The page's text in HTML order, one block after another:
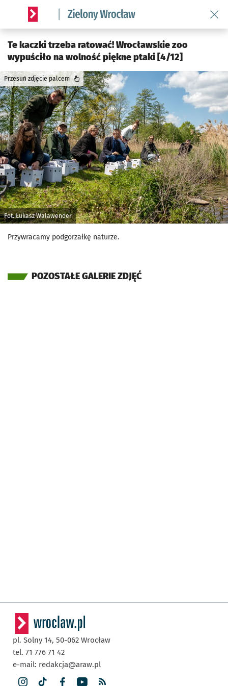
Serwis informacyjny wroclaw.pl podserwis: Środowisko we
Te kaczki trzeba ratować! Wrocławskie zoo
wypuściło na wolność piękne ptaki [4/12]
Fot. Łukasz Walawender
Przesuń zdjęcie palcem
Przywracamy podgorzałkę naturze.
POZOSTAŁE GALERIE ZDJĘĆ
pl. Solny 14, 50-062 Wrocław
tel. 71 776 71 42
e-mail: redakcja@araw.pl